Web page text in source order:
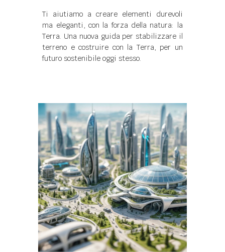
Ti aiutiamo a creare elementi durevoli
ma eleganti, con la forza della natura: la
Terra. Una nuova guida per stabilizzare il
terreno e costruire con la Terra, per un
futuro sostenibile oggi stesso.